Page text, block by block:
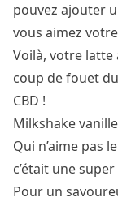
pouvez ajouter
vous aimez
Voilà, votre latte
coup de fouet
CBD !
Milkshake
Qui n’aime pas
c’était une
Pour un